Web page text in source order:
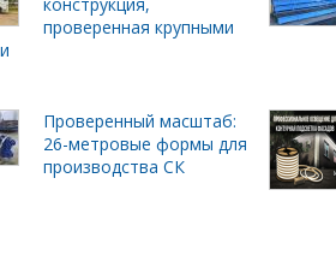
проверенная крупными
Проверенный масштаб:
26-метровые формы для
производства СК